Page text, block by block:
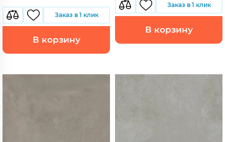
Заказ в 1 клик
В корзину
Заказ в 1 клик
В корзину